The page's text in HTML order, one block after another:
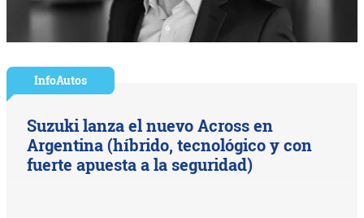
InfoAutos
Suzuki lanza el nuevo Across en
Argentina (híbrido, tecnológico y con
fuerte apuesta a la seguridad)